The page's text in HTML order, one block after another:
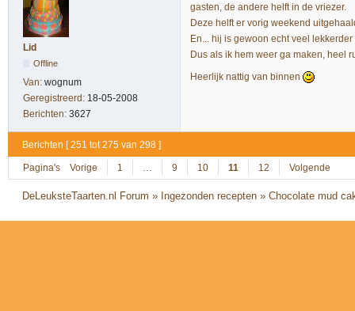
Lid
Offline
Van: wognum
Geregistreerd: 18-05-2008
Berichten: 3627
gasten, de andere helft in de vriezer.
Deze helft er vorig weekend
En... hij is gewoon echt veel
Dus als ik hem weer ga maken, heel
Heerlijk nattig van binnen
Berichten [ 251 tot 275 van 298 ]
Pagina's Vorige 1 … 9 10 11 12 Volgende
DeLeuksteTaarten.nl Forum » Ingezonden recepten »Chocolate mud